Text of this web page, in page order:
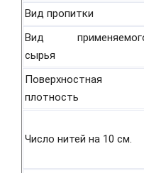
Вид пропитки
Вид
сырья
Поверхностная
плотность
Число нитей на 10 см.